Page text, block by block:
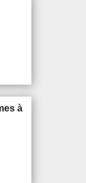
à